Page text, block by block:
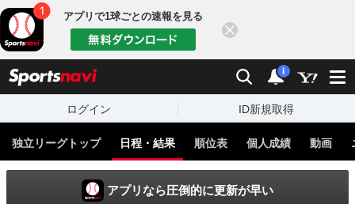
アプリで1球ごとの速報を見る
検索 通知
i
ログイン ID新規取得
独立リーグトップ 日程・結果 順位表 個人成績 動画
アプリなら圧倒的に更新が早い